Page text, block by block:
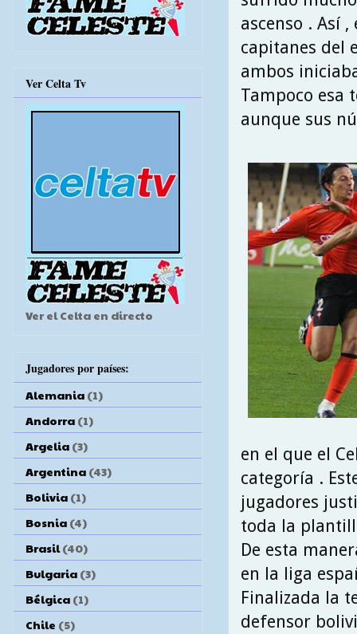
ascenso . Así
capitanes del
ambos
Tampoco esa
aunque sus
en el que el
categoría .
jugadores
toda la
De esta
en la liga
Finalizada la
defensor
Ver Celta Tv
Ver el Celta en directo
Jugadores por países:
Alemania (1)
Andorra (1)
Argelia (3)
Argentina (43)
Bolivia (1)
Bosnia (4)
Brasil (40)
Bulgaria (3)
Bélgica (1)
Chile (5)